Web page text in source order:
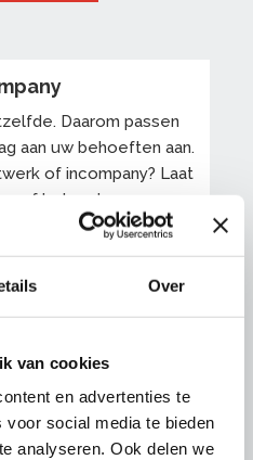
Over
van cookies
en advertenties te
social media te bieden
analyseren. Ook delen we
Daarom passen
aan uw behoeften aan.
of incompany? Laat
of bel met
088-0188 137